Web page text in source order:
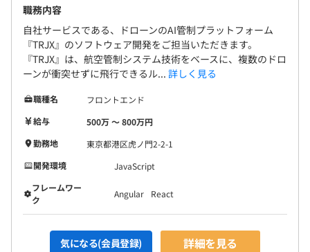
開発チームメンバーはCTOを含め7名。男女比は、男性
5：女性2。
業務委託やインターンから、正社員として参画してくれて
いるメンバーがほとんどで、年齢は20代～30代がメイ
ン。
外国籍のメンバーもおり、多様性に飛んだチームとなって
います。
開発は基本的には、各々の得意・不得意、興味にあわせ
て、領域ごとに役割分担をしてをおまかせしています。中
にはフルスタックエンジニアとして活躍している者もいま
職務内容
自社サービスである、ドローンのAI管制プラットフォーム
『TRJX』のソフトウェア開発をご担当いただきます。
『TRJX』は、航空管制システム技術をベースに、複数のドロ
ーンが衝突せずに飛行できるル... 詳しく見る
職種名
フロントエンド
給与
500万 〜 800万円
勤務地
東京都港区虎ノ門2-2-1
開発環境
JavaScript
フレームワー
ク
Angular React
気になる(会員登録) 詳細を見る